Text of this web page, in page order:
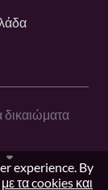
experience. By
με τα cookies και